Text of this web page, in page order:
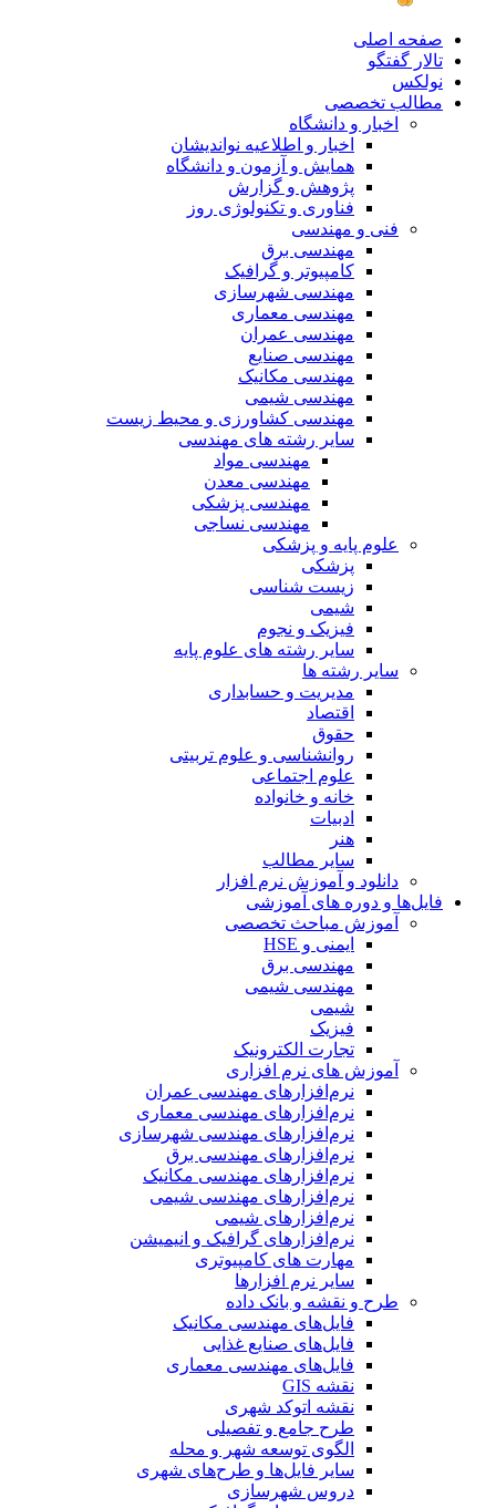
صفحه اصلی
تالار گفتگو
نولکس
مطالب تخصصی
اخبار و دانشگاه
اخبار و اطلاعیه نواندیشان
همایش و آزمون و دانشگاه
پژوهش و گزارش
فناوری و تکنولوژی روز
فنی و مهندسی
مهندسی برق
کامپیوتر و گرافیک
مهندسی شهرسازی
مهندسی معماری
مهندسی عمران
مهندسی صنایع
مهندسی مکانیک
مهندسی شیمی
مهندسی کشاورزی و محیط زیست
سایر رشته های مهندسی
مهندسی مواد
مهندسی معدن
مهندسی پزشکی
مهندسی نساجی
علوم پایه و پزشکی
پزشکی
زیست شناسی
شیمی
فیزیک و نجوم
سایر رشته های علوم پایه
سایر رشته ها
مدیریت و حسابداری
اقتصاد
حقوق
روانشناسی و علوم تربیتی
علوم اجتماعی
خانه و خانواده
ادبیات
هنر
سایر مطالب
دانلود و آموزش نرم افزار
فایل‌ها و دوره های آموزشی
آموزش مباحث تخصصی
ایمنی و HSE
مهندسی برق
مهندسی شیمی
شیمی
فیزیک
تجارت الکترونیک
آموزش های نرم افزاری
نرم‌افزارهای مهندسی عمران
نرم‌افزارهای مهندسی معماری
نرم‌افزارهای مهندسی شهرسازی
نرم‌افزارهای مهندسی برق
نرم‌افزارهای مهندسی مکانیک
نرم‌افزارهای مهندسی شیمی
نرم‌افزارهای شیمی
نرم‌افزارهای گرافیک و انیمیشن
مهارت های کامپیوتری
سایر نرم افزارها
طرح و نقشه و بانک داده
فایل‌های مهندسی مکانیک
فایل‌های صنایع غذایی
فایل‌های مهندسی معماری
نقشه GIS
نقشه اتوکد شهری
طرح جامع و تفصیلی
الگوی توسعه شهر و محله
سایر فایل‌ها و طرح‌های شهری
دروس شهرسازی